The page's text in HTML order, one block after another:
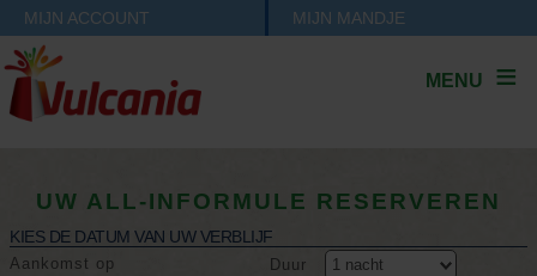
MIJN ACCOUNT MIJN MANDJE
MENU
UW ALL-INFORMULE RESERVEREN
KIES DE DATUM VAN UW VERBLIJF
Aankomst op Duur